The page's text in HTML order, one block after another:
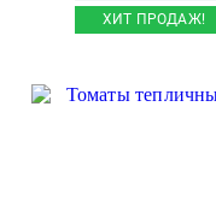
ХИТ ПРОДАЖ!